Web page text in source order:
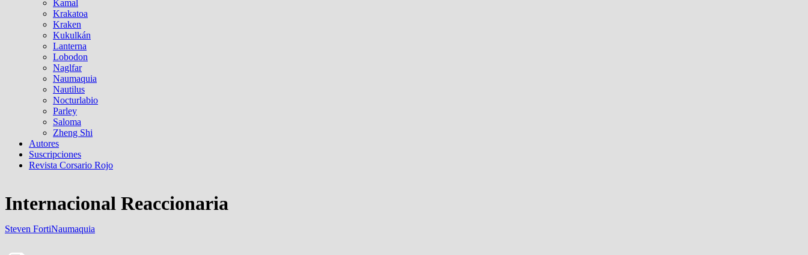
Kamal
Krakatoa
Kraken
Kukulkán
Lanterna
Lobodon
Naglfar
Naumaquia
Nautilus
Nocturlabio
Parley
Saloma
Zheng Shi
Autores
Suscripciones
Revista Corsario Rojo
Internacional Reaccionaria
Steven FortiNaumaquia